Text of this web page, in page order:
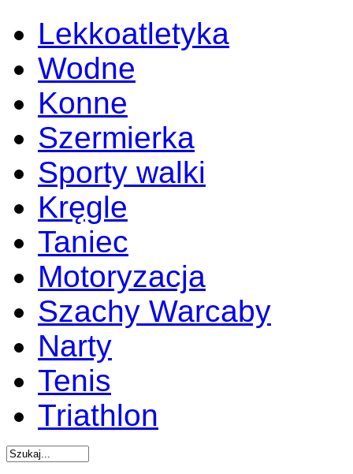
Lekkoatletyka
Wodne
Konne
Szermierka
Sporty walki
Kręgle
Taniec
Motoryzacja
Szachy Warcaby
Narty
Tenis
Triathlon